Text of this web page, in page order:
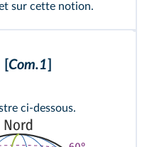
sur cette notion.
Com.1
ci-dessous.